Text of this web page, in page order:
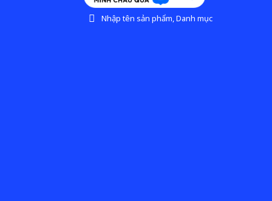
Nhập tên sản phẩm, Danh mục